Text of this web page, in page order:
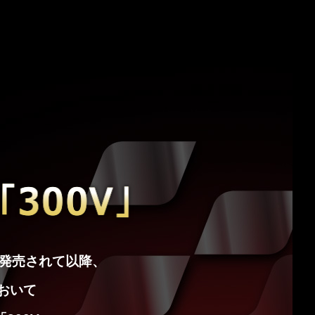
売されて以降、
いて